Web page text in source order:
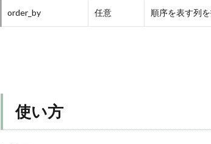
order_by 任意 順序を表す列
使い方